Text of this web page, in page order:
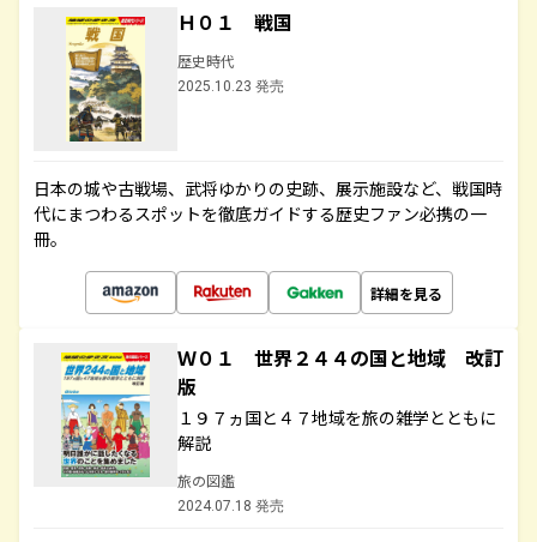
Ｈ０１ 戦国
歴史時代
2025.10.23 発売
日本の城や古戦場、武将ゆかりの史跡、展示施設など、戦国時
代にまつわるスポットを徹底ガイドする歴史ファン必携の一
冊。
詳細を見る
Ｗ０１ 世界２４４の国と地域 改訂
版
１９７ヵ国と４７地域を旅の雑学とともに
解説
旅の図鑑
2024.07.18 発売